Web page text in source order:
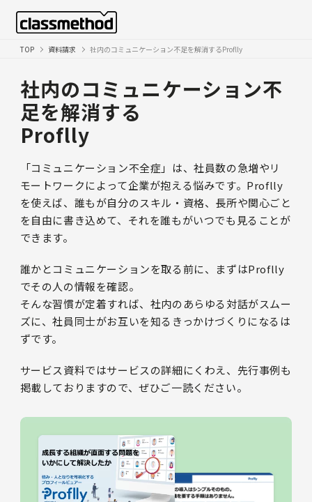
TOP 資料請求 社内のコミュニケーション不足を解消するProflly
社内のコミュニケーション不
足を解消する
Proflly
「コミュニケーション不全症」は、社員数の急増やリ
モートワークによって企業が抱える悩みです。Proflly
を使えば、誰もが自分のスキル・資格、長所や関心ごと
を自由に書き込めて、それを誰もがいつでも見ることが
できます。
誰かとコミュニケーションを取る前に、まずはProflly
でその人の情報を確認。
そんな習慣が定着すれば、社内のあらゆる対話がスムー
ズに、社員同士がお互いを知るきっかけづくりになるは
ずです。
サービス資料ではサービスの詳細にくわえ、先行事例も
掲載しておりますので、ぜひご一読ください。